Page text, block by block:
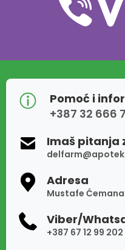
Pomoć i
+387 32 666
Imaš pitanja
Adresa
Mustafe
Viber/
+387 67 12 99 202